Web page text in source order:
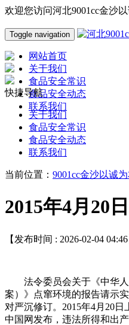
欢迎您访问河北9001cc金沙
Toggle navigation
网站首页
关于我们
食品安全常识
食品安全动态
联系我们
快捷导航
关于我们
食品安全常识
食品安全动态
联系我们
当前位置： 9001cc金沙以诚
2015年4月20日
【发布时间 : 2026-02-04
法令委员会关于《中华人
案）》点窜环境的报告请示
对严沉修订。2015年4月20
中国网发布，违法所得和出